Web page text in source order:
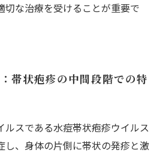
切な治療を受けることが重要で
帯状疱疹の中間段階での特
ルスである水痘帯状疱疹ウイルス
し、身体の片側に帯状の発疹と激